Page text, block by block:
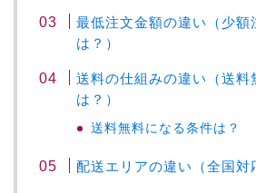
最低注文金額の違い（少額
は？）
送料の仕組みの違い（送料
は？）
送料無料になる条件は？
配送エリアの違い（全国対